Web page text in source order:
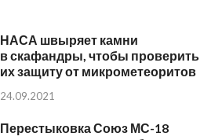
НАСА швыряет камни
в скафандры, чтобы проверить
их защиту от микрометеоритов
24.09.2021
Перестыковка Союз МС-18